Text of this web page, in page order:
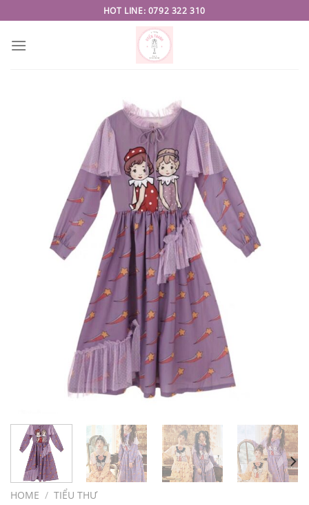
to
content
HOT LINE: 0792 322 310
HOME / TIỂU THƯ